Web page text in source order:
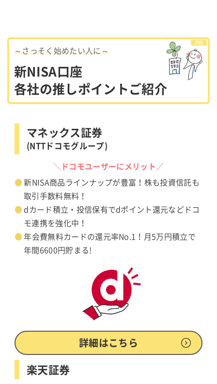
～さっそく始めたい人に～
新NISA口座
各社の推しポイントご紹介
マネックス証券
(NTTドコモグループ)
＼ドコモユーザーにメリット／
新NISA商品ラインナップが豊富！株も投資信託も
取引手数料無料！
dカード積立・投信保有でdポイント還元などドコ
モ連携を強化中！
年会費無料カードの還元率No.1！月5万円積立で
年間6600円貯まる!
詳細はこちら
楽天証券